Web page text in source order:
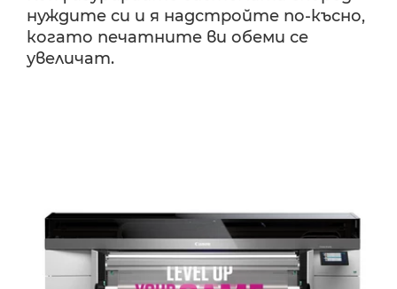
нуждите си и я надстройте по-късно,
когато печатните ви обеми се
увеличат.